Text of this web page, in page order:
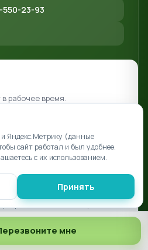
550-23-93
рабочее время.
звонок
персональных данныхи принимаю
Яндекс.Метрику (данные
сайт работал и был удобнее.
с их использованием.
Принять
мне